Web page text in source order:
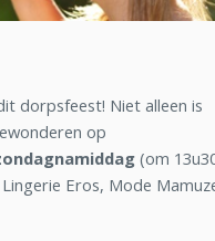
dorpsfeest! Niet alleen is
op
(om
Eros, Mode